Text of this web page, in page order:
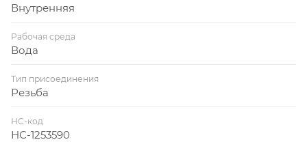
Внутренняя
Рабочая среда
Вода
Тип присоединения
Резьба
НС-код
НС-1253590